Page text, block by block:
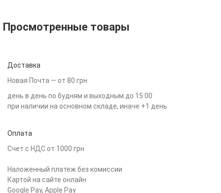
Просмотренные товары
Доставка
Новая Почта — от 80 грн
день в день по будням и выходным до 15:00
при наличии на основном складе, иначе +1 день
Оплата
Счет с НДС от 1000 грн
Наложенный платеж без комиссии
Картой на сайте онлайн
Google Pay, Apple Pay